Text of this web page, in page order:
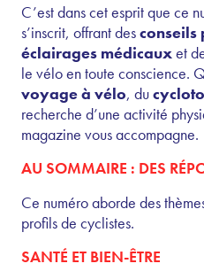
C’est dans cet esprit que ce
s’inscrit, offrant desconseils
éclairages médicauxet
le vélo en toute conscience.
voyage à vélo, du
recherche d’une activité
magazine vous accompagne.
AU SOMMAIRE : DES
Ce numéro aborde des
profils de cyclistes.
SANTÉ ET BIEN-ÊTRE